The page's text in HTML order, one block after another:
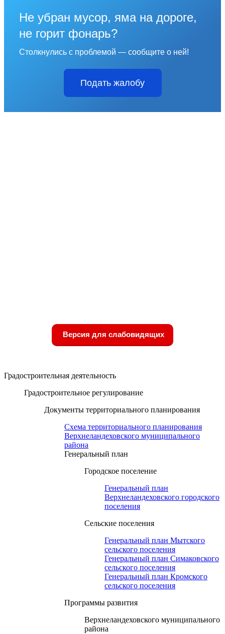
Не убран мусор, яма на дороге,
не горит фонарь?
Столкнулись с проблемой — сообщите о ней!
Подать жалобу
Версия для слабовидящих
Градостроительная деятельность
Градостроительное регулирование
Документы территориального планирования
Схема территориального планирования
Верхнеландеховского муниципального
района
Генеральный план
Городское поселение
Генеральный план
Верхнеландеховского городского
поселения
Сельские поселения
Генеральный план Мытского
сельского поселения
Генеральный план Симаковского
сельского поселения
Генеральный план Кромского
сельского поселения
Программы развития
Верхнеландеховского муниципального
района